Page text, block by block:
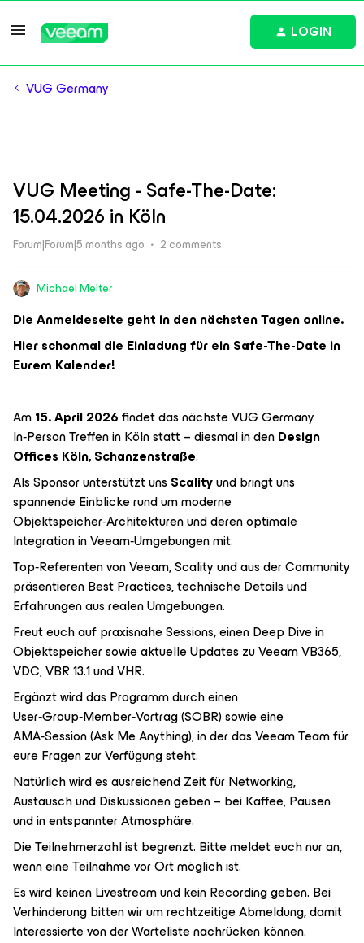
LOGIN
VUG Germany
VUG Meeting - Safe-The-Date:
15.04.2026 in Köln
Forum|Forum|5 months ago 2 comments
Michael Melter
Die Anmeldeseite geht in den nächsten Tagen online.
Hier schonmal die Einladung für ein Safe-The-Date in
Eurem Kalender!
Am15. April 2026findet das nächste VUG Germany
In‑Person Treffen in Köln statt – diesmal in denDesign
Offices Köln, Schanzenstraße.
Als Sponsor unterstützt uns Scalityund bringt uns
spannende Einblicke rund um moderne
Objektspeicher‑Architekturen und deren optimale
Integration in Veeam‑Umgebungen mit.
Top‑Referenten von Veeam, Scality und aus der Community
präsentieren Best Practices, technische Details und
Erfahrungen aus realen Umgebungen.
Freut euch auf praxisnahe Sessions, einen Deep Dive in
Objektspeicher sowie aktuelle Updates zu Veeam VB365,
VDC, VBR 13.1 und VHR.
Ergänzt wird das Programm durch einen
User‑Group‑Member‑Vortrag (SOBR) sowie eine
AMA‑Session (Ask Me Anything), in der das Veeam Team für
eure Fragen zur Verfügung steht.
Natürlich wird es ausreichend Zeit für Networking,
Austausch und Diskussionen geben – bei Kaffee, Pausen
und in entspannter Atmosphäre.
Die Teilnehmerzahl ist begrenzt. Bitte meldet euch nur an,
wenn eine Teilnahme vor Ort möglich ist.
Es wird keinen Livestream und kein Recording geben. Bei
Verhinderung bitten wir um rechtzeitige Abmeldung, damit
Interessierte von der Warteliste nachrücken können.